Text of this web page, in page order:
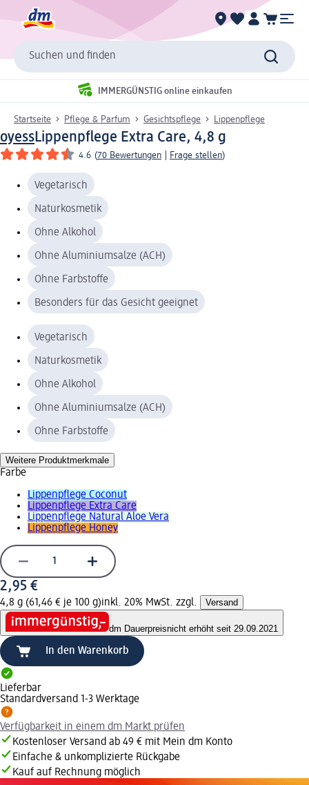
Suchen und finden
IMMERGÜNSTIG online einkaufen
Startseite Pflege & Parfum Gesichtspflege Lippenpflege
oyessLippenpflege Extra Care, 4,8 g
4.6 (70 Bewertungen Frage stellen)
Vegetarisch
Naturkosmetik
Ohne Alkohol
Ohne Aluminiumsalze (ACH)
Ohne Farbstoffe
Besonders für das Gesicht geeignet
Vegetarisch
Naturkosmetik
Ohne Alkohol
Ohne Aluminiumsalze (ACH)
Ohne Farbstoffe
Weitere Produktmerkmale
Farbe
Lippenpflege Coconut
Lippenpflege Extra Care
Lippenpflege Natural Aloe Vera
Lippenpflege Honey
2,95 €
4,8 g (61,46 € je 100 g)inkl. 20% MwSt. zzgl. Versand
dm Dauerpreisnicht erhöht seit 29.09.2021
In den Warenkorb
Lieferbar
Standardversand 1-3 Werktage
Verfügbarkeit in einem dm Markt prüfen
Kostenloser Versand ab 49 € mit Mein dm Konto
Einfache & unkomplizierte Rückgabe
Kauf auf Rechnung möglich